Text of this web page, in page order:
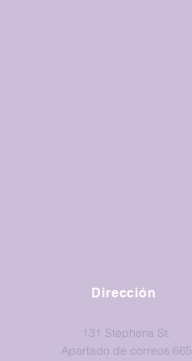
Dirección
131 Stephens St.
Apartado de correos 665